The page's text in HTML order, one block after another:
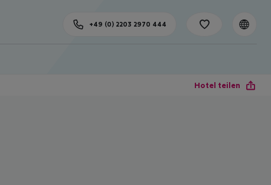
+49 (0) 2203 2970 444
Hotel teilen